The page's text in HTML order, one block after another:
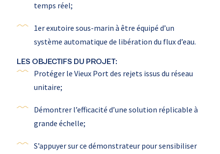
temps réel;
1er exutoire sous-marin à être équipé d’un
système automatique de libération du flux d’eau.
LES OBJECTIFS DU PROJET:
Protéger le Vieux Port des rejets issus du réseau
unitaire;
Démontrer l’efficacité d’une solution réplicable à
grande échelle;
S’appuyer sur ce démonstrateur pour sensibiliser